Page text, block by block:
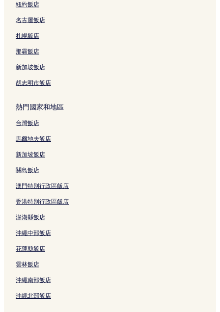
紐約飯店
名古屋飯店
札幌飯店
那霸飯店
新加坡飯店
胡志明市飯店
熱門國家和地區
台灣飯店
馬爾地夫飯店
新加坡飯店
關島飯店
澳門特別行政區飯店
香港特別行政區飯店
澎湖縣飯店
沖繩中部飯店
花蓮縣飯店
雲林飯店
沖繩南部飯店
沖繩北部飯店